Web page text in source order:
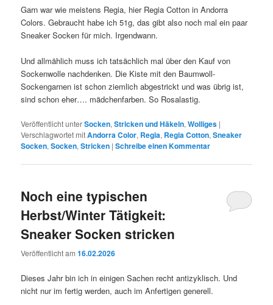
Garn war wie meistens Regia, hier Regia Cotton in Andorra
Colors. Gebraucht habe ich 51g, das gibt also noch mal ein paar
Sneaker Socken für mich. Irgendwann.
Und allmählich muss ich tatsächlich mal über den Kauf von
Sockenwolle nachdenken. Die Kiste mit den Baumwoll-
Sockengarnen ist schon ziemlich abgestrickt und was übrig ist,
sind schon eher…. mädchenfarben. So Rosalastig.
Veröffentlicht unterSocken,Stricken und Häkeln,Wolliges |
Verschlagwortet mitAndorra Color, Regia, Regia Cotton,Sneaker
Socken,Socken,Stricken |Schreibe einen Kommentar
Noch eine typischen
Herbst/Winter Tätigkeit:
Sneaker Socken stricken
Veröffentlicht am16.02.2026
Dieses Jahr bin ich in einigen Sachen recht antizyklisch. Und
nicht nur im fertig werden, auch im Anfertigen generell.